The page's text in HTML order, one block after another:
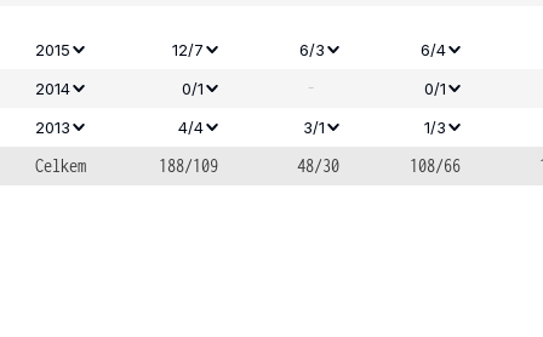
2015 12/7 6/3
6/4
2014
0/1 -
0/1
2013
4/4 3/1 1/3
Celkem 188/109 48/30 108/66